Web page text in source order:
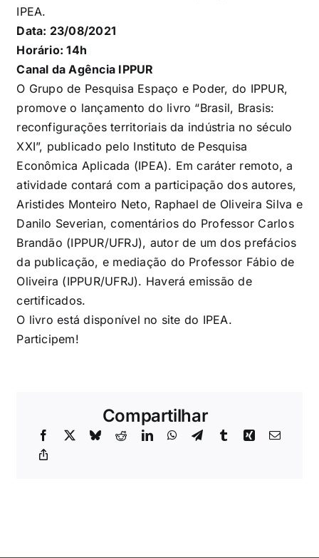
IPEA.
Data: 23/08/2021
Horário: 14h
Canal da Agência IPPUR
O Grupo de Pesquisa Espaço e Poder, do IPPUR,
promove o lançamento do livro “Brasil, Brasis:
reconfigurações territoriais da indústria no século
XXI”, publicado pelo Instituto de Pesquisa
Econômica Aplicada (IPEA). Em caráter remoto, a
atividade contará com a participação dos autores,
Aristides Monteiro Neto, Raphael de Oliveira Silva e
Danilo Severian, comentários do Professor Carlos
Brandão (IPPUR/UFRJ), autor de um dos prefácios
da publicação, e mediação do Professor Fábio de
Oliveira (IPPUR/UFRJ). Haverá emissão de
certificados.
O livro está disponível no site do IPEA.
Participem!
Compartilhar